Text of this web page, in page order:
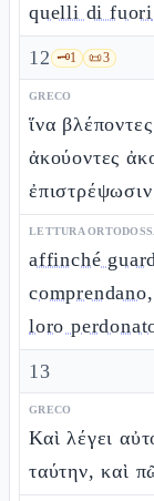
quelli di fuori
12 🗝️1 📜3
GRECO
ἵνα
ἀκούοντες
LETTURA
affinché
loro
13
GRECO
Καὶ λέγει
ταύτην, καὶ